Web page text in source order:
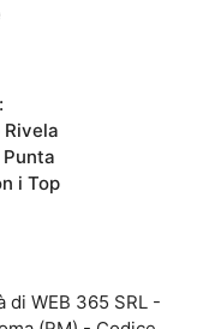
i Top
WEB 365 SRL -